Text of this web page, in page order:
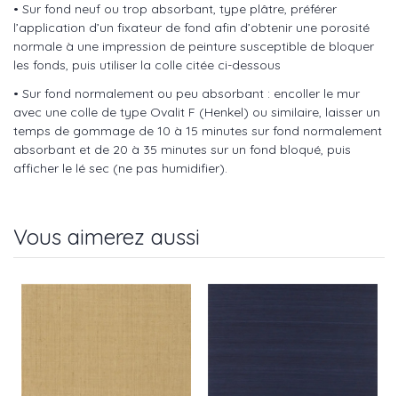
• Sur fond neuf ou trop absorbant, type plâtre, préférer
l’application d’un fixateur de fond afin d’obtenir une porosité
normale à une impression de peinture susceptible de bloquer
les fonds, puis utiliser la colle citée ci-dessous
• Sur fond normalement ou peu absorbant : encoller le mur
avec une colle de type Ovalit F (Henkel) ou similaire, laisser un
temps de gommage de 10 à 15 minutes sur fond normalement
absorbant et de 20 à 35 minutes sur un fond bloqué, puis
afficher le lé sec (ne pas humidifier).
Vous aimerez aussi